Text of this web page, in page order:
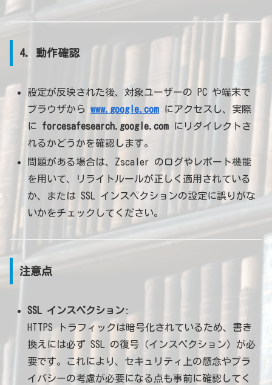
4. 動作確認
設定が反映された後、対象ユーザーの PC や端末で
ブラウザからwww.google.com にアクセスし、実際
に forcesafesearch.google.com にリダイレクトさ
れるかどうかを確認します。
問題がある場合は、Zscaler のログやレポート機能
を用いて、リライトルールが正しく適用されている
か、または SSL インスペクションの設定に誤りがな
いかをチェックしてください。
注意点
SSL インスペクション:
HTTPS トラフィックは暗号化されているため、書き
換えには必ず SSL の復号（インスペクション）が必
要です。これにより、セキュリティ上の懸念やプラ
イバシーの考慮が必要になる点も事前に確認してく